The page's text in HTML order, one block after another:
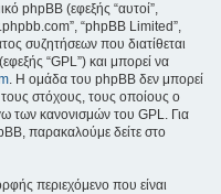
phpBB (εφεξής “αυτοί”,
“phpBB Limited”,
συζητήσεων που διατίθεται
“GPL”) και μπορεί να
. Η ομάδα του phpBB δεν μπορεί
στόχους, τους οποίους ο
των κανονισμών του GPL. Για
παρακαλούμε δείτε στο
περιεχόμενο που είναι